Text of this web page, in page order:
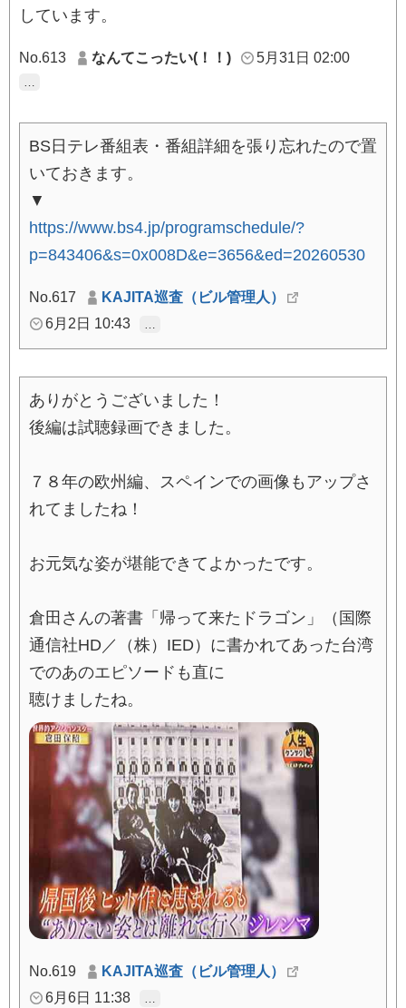
しています。
No.613 なんてこったい(！！) 5月31日 02:00
…
BS日テレ番組表・番組詳細を張り忘れたので置
いておきます。
▼
https://www.bs4.jp/programschedule/?
p=843406&s=0x008D&e=3656&ed=20260530
No.617
KAJITA巡査（ビル管理人）
6月2日 10:43
ありがとうございました！
後編は試聴録画できました。
７８年の欧州編、スペインでの画像もアップさ
れてましたね！
お元気な姿が堪能できてよかったです。
倉田さんの著書「帰って来たドラゴン」（国際
通信社HD／（株）IED）に書かれてあった台湾
でのあのエピソードも直に
聴けましたね。
No.619
KAJITA巡査（ビル管理人）
6月6日 11:38